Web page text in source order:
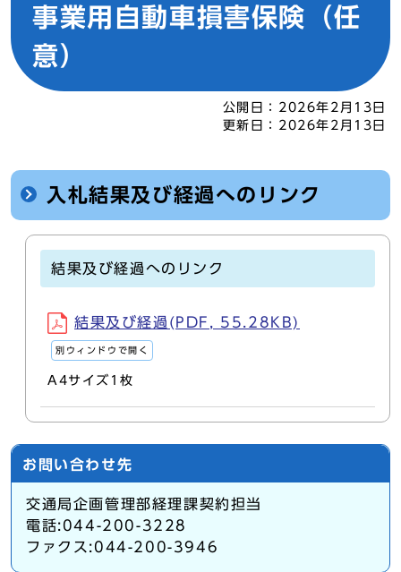
事業用自動車損害保険（任
意）
公開日： 2026年2月13日
更新日： 2026年2月13日
入札結果及び経過へのリンク
結果及び経過へのリンク
結果及び経過(PDF, 55.28KB)
別ウィンドウで開く
A4サイズ1枚
お問い合わせ先
交通局企画管理部経理課契約担当
電話:044-200-3228
ファクス:044-200-3946